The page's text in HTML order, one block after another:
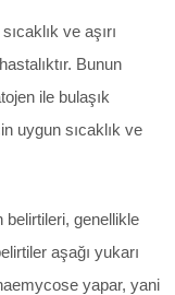
ve aşırı
Bunun
ile bulaşık
uygun sıcaklık ve
belirtileri, genellikle
aşağı yukarı
yapar, yani